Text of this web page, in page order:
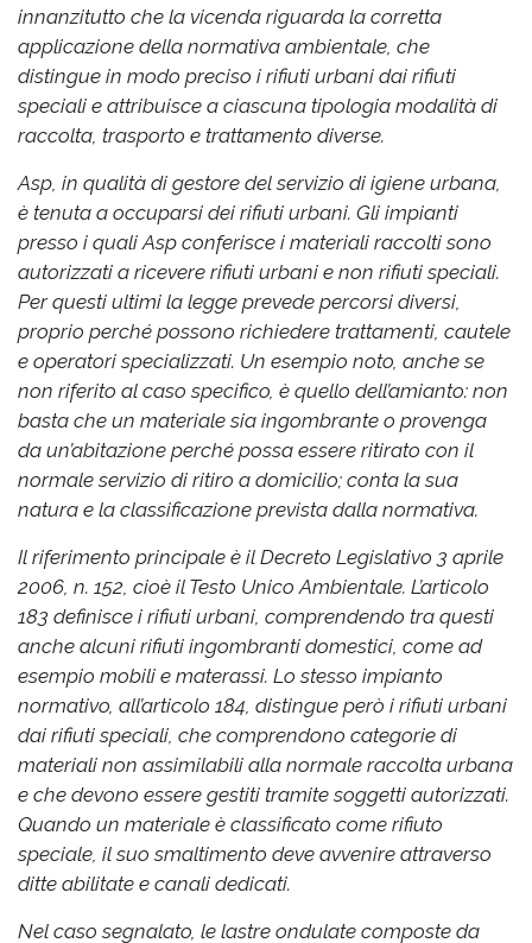
innanzitutto che la vicenda riguarda la corretta
applicazione della normativa ambientale, che
distingue in modo preciso i rifiuti urbani dai rifiuti
speciali e attribuisce a ciascuna tipologia modalità di
raccolta, trasporto e trattamento diverse.
Asp, in qualità di gestore del servizio di igiene urbana,
è tenuta a occuparsi dei rifiuti urbani. Gli impianti
presso i quali Asp conferisce i materiali raccolti sono
autorizzati a ricevere rifiuti urbani e non rifiuti speciali.
Per questi ultimi la legge prevede percorsi diversi,
proprio perché possono richiedere trattamenti, cautele
e operatori specializzati. Un esempio noto, anche se
non riferito al caso specifico, è quello dell’amianto: non
basta che un materiale sia ingombrante o provenga
da un’abitazione perché possa essere ritirato con il
normale servizio di ritiro a domicilio; conta la sua
natura e la classificazione prevista dalla normativa.
Il riferimento principale è il Decreto Legislativo 3 aprile
2006, n. 152, cioè il Testo Unico Ambientale. L’articolo
183 definisce i rifiuti urbani, comprendendo tra questi
anche alcuni rifiuti ingombranti domestici, come ad
esempio mobili e materassi. Lo stesso impianto
normativo, all’articolo 184, distingue però i rifiuti urbani
dai rifiuti speciali, che comprendono categorie di
materiali non assimilabili alla normale raccolta urbana
e che devono essere gestiti tramite soggetti autorizzati.
Quando un materiale è classificato come rifiuto
speciale, il suo smaltimento deve avvenire attraverso
ditte abilitate e canali dedicati.
Nel caso segnalato, le lastre ondulate composte da